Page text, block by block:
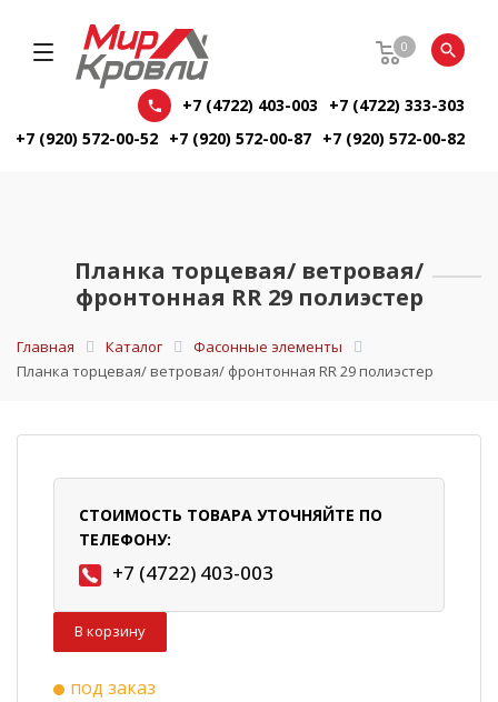
0
+7 (4722) 403-003
+7 (4722) 333-303
+7 (920) 572-00-52 +7 (920) 572-00-87 +7 (920) 572-00-82
Планка торцевая/ ветровая/
фронтонная RR 29 полиэстер
Главная Каталог
Фасонные элементы
Планка торцевая/ ветровая/ фронтонная RR 29 полиэстер
СТОИМОСТЬ ТОВАРА УТОЧНЯЙТЕ ПО
ТЕЛЕФОНУ:
+7 (4722) 403-003
В корзину
под заказ